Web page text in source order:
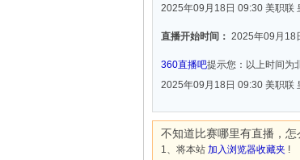
2025年09月18日 09:30 美职联
直播开始时间： 2025年09月18
360直播吧提示您：以上时间为
2025年09月18日 09:30 美职联
不知道比赛哪里有直播，
1、将本站 加入浏览器收藏夹 !